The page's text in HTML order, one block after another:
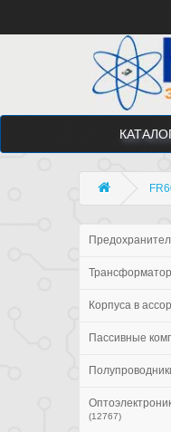
Корпуса в
Пассивные
(12767)